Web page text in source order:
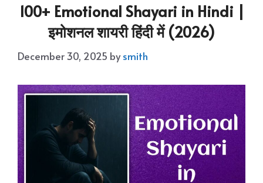
100+ Emotional Shayari in Hindi |
इमोशनल शायरी हिंदी में (2026)
December 30, 2025 bysmith